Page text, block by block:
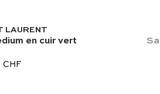
LAURENT
en cuir vert
CHF